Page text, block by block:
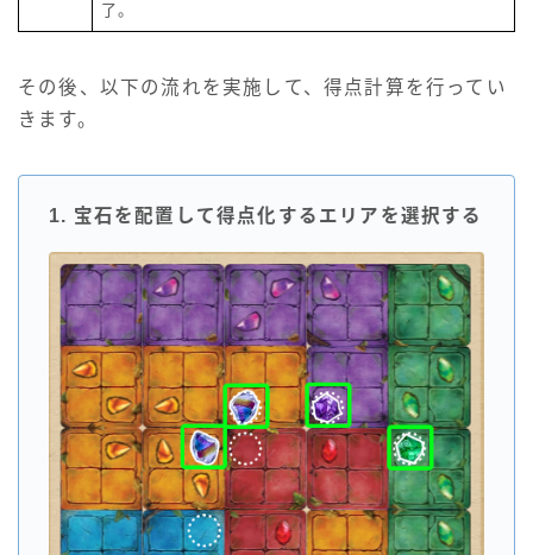
了。
その後、以下の流れを実施して、得点計算を行ってい
きます。
1. 宝石を配置して得点化するエリアを選択する